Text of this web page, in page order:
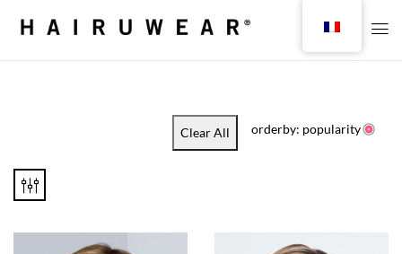
Clear All orderby: popularity